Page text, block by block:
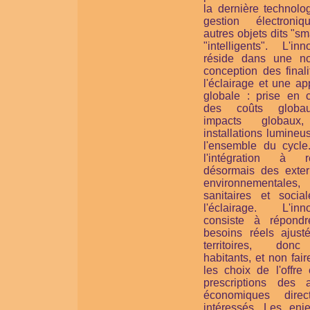
la dernière
gestion
autres objets dits
"intelligents".
réside dans une
conception des
l'éclairage et une
globale : prise en
des coûts
impacts
installations
l'ensemble du cycle
l'intégration à
désormais des
environnementales,
sanitaires et
l'éclairage.
consiste à
besoins réels
territoires,
habitants, et non
les choix de l'offre
prescriptions des
économiques
intéressés. Les